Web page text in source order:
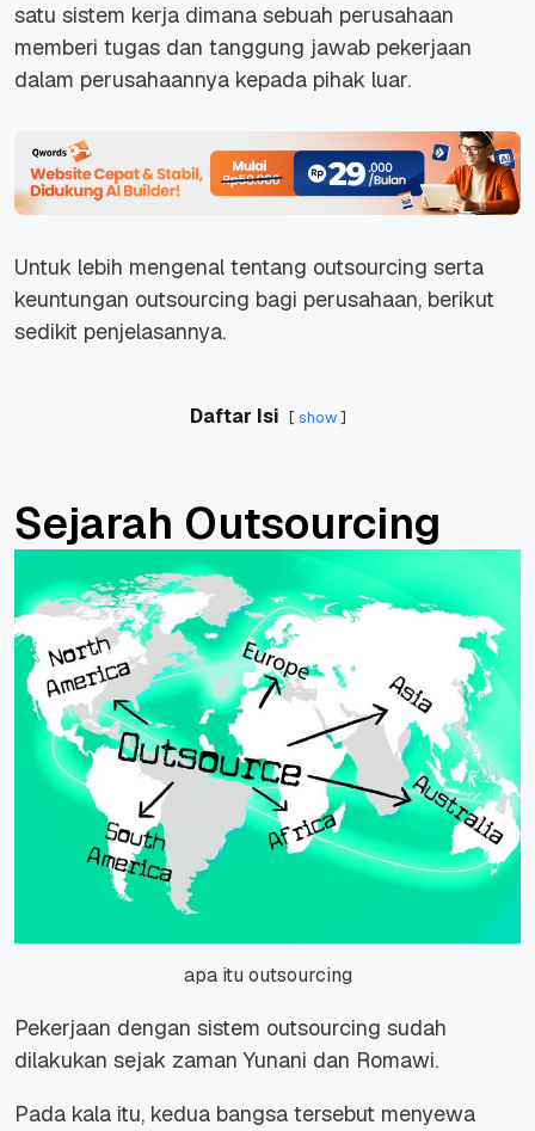
satu sistem kerja dimana sebuah perusahaan
memberi tugas dan tanggung jawab pekerjaan
dalam perusahaannya kepada pihak luar.
Untuk lebih mengenal tentang outsourcing serta
keuntungan outsourcing bagi perusahaan, berikut
sedikit penjelasannya.
Daftar Isi show
Sejarah Outsourcing
apa itu outsourcing
Pekerjaan dengan sistem outsourcing sudah
dilakukan sejak zaman Yunani dan Romawi.
Pada kala itu, kedua bangsa tersebut menyewa